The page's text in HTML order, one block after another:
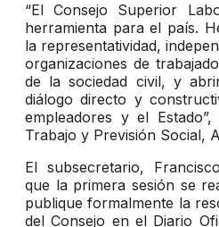
“El Consejo Superior
herramienta para el país.
la representatividad,
organizaciones de
de la sociedad civil, y
diálogo directo y
empleadores y el
Trabajo y Previsión Social,
El subsecretario,
que la primera sesión se
publique formalmente la
del Consejo en el Diario